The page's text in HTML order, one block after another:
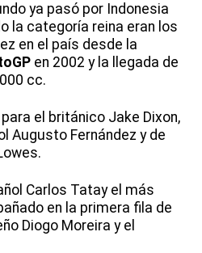
ya pasó por Indonesia
la categoría reina eran los
en el país desde la
en 2002 y la llegada de
cc.
el británico Jake Dixon,
Augusto Fernández y de
Carlos Tatay el más
en la primera fila de
Diogo Moreira y el